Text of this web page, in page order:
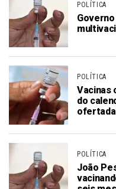
POLÍTICA
POLÍTICA
Vacinas
do
POLÍTICA
João